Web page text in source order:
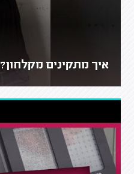
איך מתקינים מקלחון?